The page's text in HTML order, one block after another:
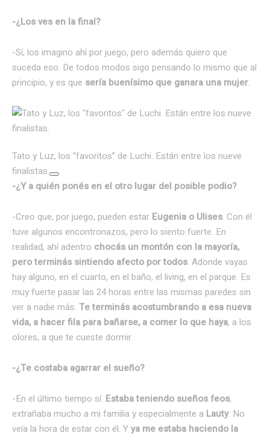
-¿Los ves en la final?
-Sí, los imagino ahí por juego, pero además quiero que
suceda eso. De todos modos sigo pensando lo mismo que al
principio, y es que sería buenísimo que ganara una mujer.
Tato y Luz, los “favoritos” de Luchi. Están entre los nueve
finalistas.
-¿Y a quién ponés en el otro lugar del posible podio?
-Creo que, por juego, pueden estar Eugenia o Ulises. Con él
tuve algunos encontronazos, pero lo siento fuerte. En
realidad, ahí adentro chocás un montón con la mayoría,
pero terminás sintiendo afecto por todos. Adonde vayas
hay alguno, en el cuarto, en el baño, el living, en el parque. Es
muy fuerte pasar las 24 horas entre las mismas paredes sin
ver a nadie más. Te terminás acostumbrando a esa nueva
vida, a hacer fila para bañarse, a comer lo que haya, a los
olores, a que te cueste dormir.
-¿Te costaba agarrar el sueño?
-En el último tiempo sí. Estaba teniendo sueños feos,
extrañaba mucho a mi familia y especialmente a Lauty. No
veía la hora de estar con él. Yya me estaba haciendo la